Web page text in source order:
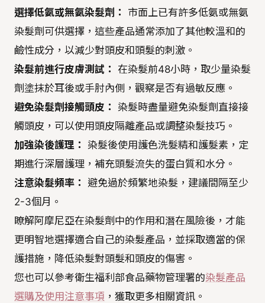
選擇低氨或無氨染髮劑：
市面上已有許多低氨或無氨
染髮劑可供選擇，這些產品通常添加了其他較溫和的
鹼性成分，以減少對頭皮和頭髮的刺激。
染髮前進行皮膚測試： 在染髮前48小時，取少量染髮
劑塗抹於耳後或手肘內側，觀察是否有過敏反應。
避免染髮劑接觸頭皮： 染髮時盡量避免染髮劑直接接
觸頭皮，可以使用頭皮隔離產品或調整染髮技巧。
加強染後護理： 染髮後使用護色洗髮精和護髮素，定
期進行深層護理，補充頭髮流失的蛋白質和水分。
注意染髮頻率：
避免過於頻繁地染髮，建議間隔至少
2-3個月。
瞭解阿摩尼亞在染髮劑中的作用和潛在風險後，才能
更明智地選擇適合自己的染髮產品，並採取適當的保
護措施，降低染髮對頭髮和頭皮的傷害。
您也可以參考衛生福利部食品藥物管理署的染髮產品
選購及使用注意事項 ，獲取更多相關資訊。